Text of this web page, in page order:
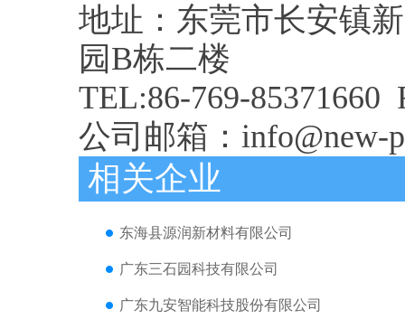
地址：东莞市长安镇
园B栋二楼
TEL:86-769-85371660
公司邮箱：info@new-
相关企业
东海县源润新材料有限公司
广东三石园科技有限公司
广东九安智能科技股份有限公司